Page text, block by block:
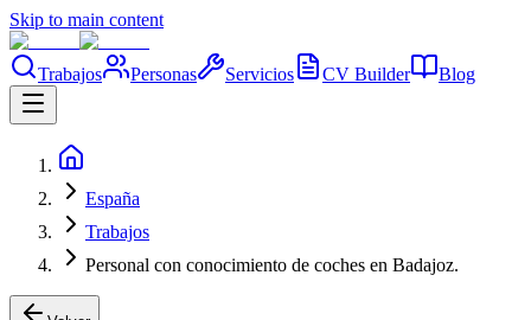
Skip to main content
Trabajos Personas Servicios CV Builder Blog
España
Trabajos
Personal con conocimiento de coches en Badajoz.